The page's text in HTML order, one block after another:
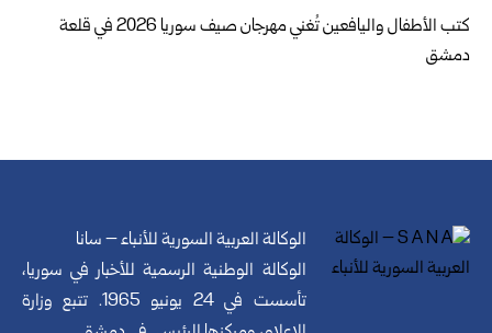
كتب الأطفال واليافعين تُغني مهرجان صيف سوريا 2026 في قلعة
دمشق
الوكالة العربية السورية للأنباء – سانا
الوكالة الوطنية الرسمية للأخبار في سوريا،
تأسست في 24 يونيو 1965. تتبع وزارة